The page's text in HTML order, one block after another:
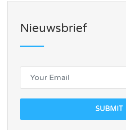
Nieuwsbrief
SUBMIT